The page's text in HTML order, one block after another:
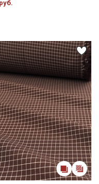
на узкие
персональных
персональных
и